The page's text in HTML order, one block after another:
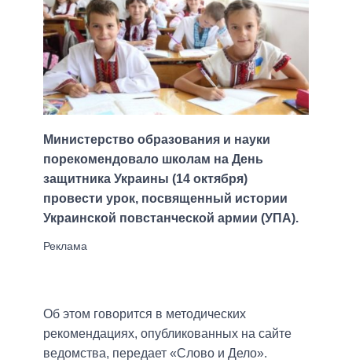
Министерство образования и науки
порекомендовало школам на День
защитника Украины (14 октября)
провести урок, посвященный истории
Украинской повстанческой армии (УПА).
Об этом говорится в методических
рекомендациях, опубликованных на сайте
ведомства, передает «Слово и Дело».